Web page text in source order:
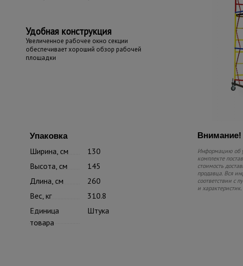
Удобная конструкция
Увеличенное рабочее окно секции
обеспечивает хороший обзор рабочей
площадки
Упаковка
Ширина, см
130
Высота, см
145
Длина, см
260
Вес, кг
310.8
Единица
товара
Штука
Внимание!
Информацию об
комплекте
стоимость
продавца. Вся
соответствии с
и характеристик.